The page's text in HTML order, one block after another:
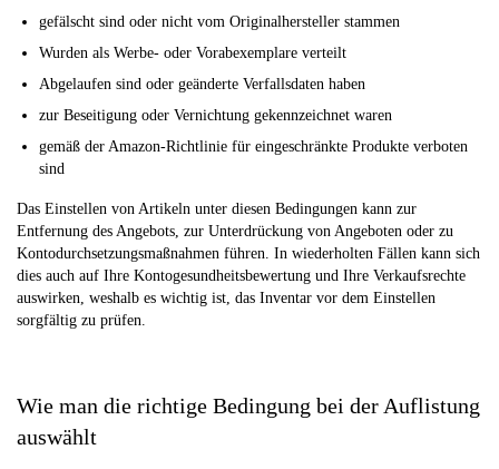
gefälscht sind oder nicht vom Originalhersteller stammen
Wurden als Werbe- oder Vorabexemplare verteilt
Abgelaufen sind oder geänderte Verfallsdaten haben
zur Beseitigung oder Vernichtung gekennzeichnet waren
gemäß der Amazon-Richtlinie für eingeschränkte Produkte verboten
sind
Das Einstellen von Artikeln unter diesen Bedingungen kann zur
Entfernung des Angebots, zur Unterdrückung von Angeboten oder zu
Kontodurchsetzungsmaßnahmen führen. In wiederholten Fällen kann sich
dies auch auf Ihre Kontogesundheitsbewertung und Ihre Verkaufsrechte
auswirken, weshalb es wichtig ist, das Inventar vor dem Einstellen
sorgfältig zu prüfen.
Wie man die richtige Bedingung bei der Auflistung
auswählt